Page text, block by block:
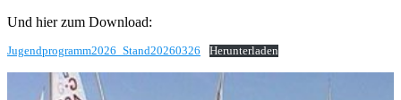
Und hier zum Download:
Jugendprogramm2026_Stand20260326 Herunterladen